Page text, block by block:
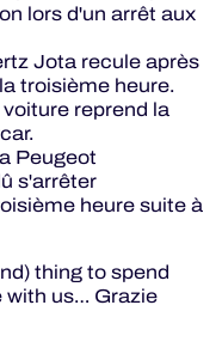
lors d'un arrêt aux
Jota recule après
troisième heure.
reprend la
Peugeot
s'arrêter
heure suite à
thing to spend
with us… Grazie